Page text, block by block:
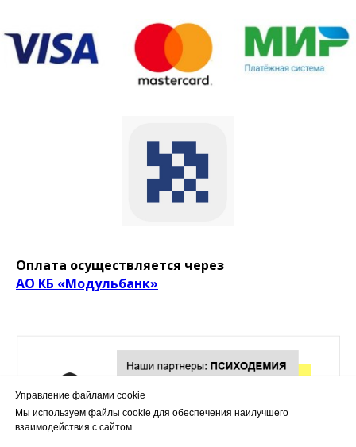
Управление файлами cookie
Мы используем файлы cookie для обеспечения наилучшего
взаимодействия с сайтом.
Оплата осуществляется через
АО КБ «Модульбанк»